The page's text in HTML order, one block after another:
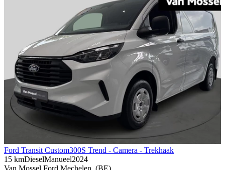
Ford Transit Custom300S Trend - Camera - Trekhaak
15 kmDieselManueel2024